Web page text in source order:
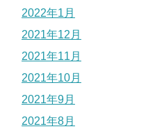
2022年1月
2021年12月
2021年11月
2021年10月
2021年9月
2021年8月